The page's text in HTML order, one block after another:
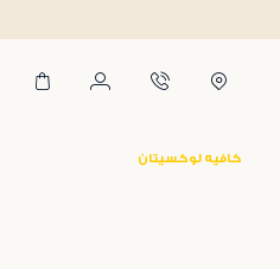
كافيه لوكسيتان